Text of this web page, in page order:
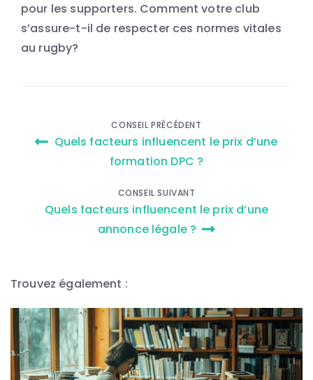
pour les supporters. Comment votre club
s’assure-t-il de respecter ces normes vitales
au rugby?
NavigationCONSEIL PRÉCÉDENT
Quels facteurs influencent le prix d’une
formation DPC ?
CONSEIL SUIVANT
Quels facteurs influencent le prix d’une
annonce légale ?
Trouvez également :